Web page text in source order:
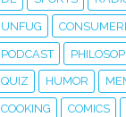
UNFUG
PODCAST
QUIZ HUMOR
COOKING COMICS